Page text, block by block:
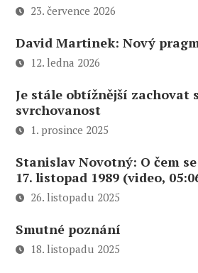
23. července 2026
David Martinek: Nový
12. ledna 2026
Je stále obtížnější zachovat
svrchovanost
1. prosince 2025
Stanislav Novotný: O čem
17. listopad 1989 (video,
26. listopadu 2025
Smutné poznání
18. listopadu 2025